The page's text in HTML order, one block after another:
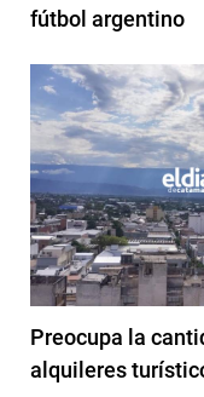
fútbol argentino
Preocupa la
alquileres